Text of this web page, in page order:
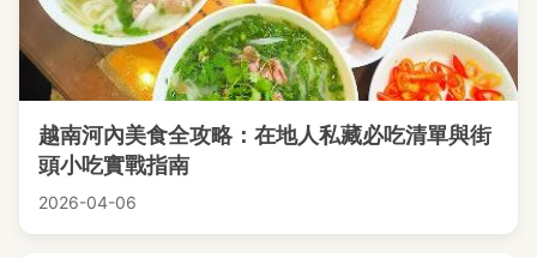
越南河內美食全攻略：在地人私藏必吃清單與街
頭小吃實戰指南
2026-04-06